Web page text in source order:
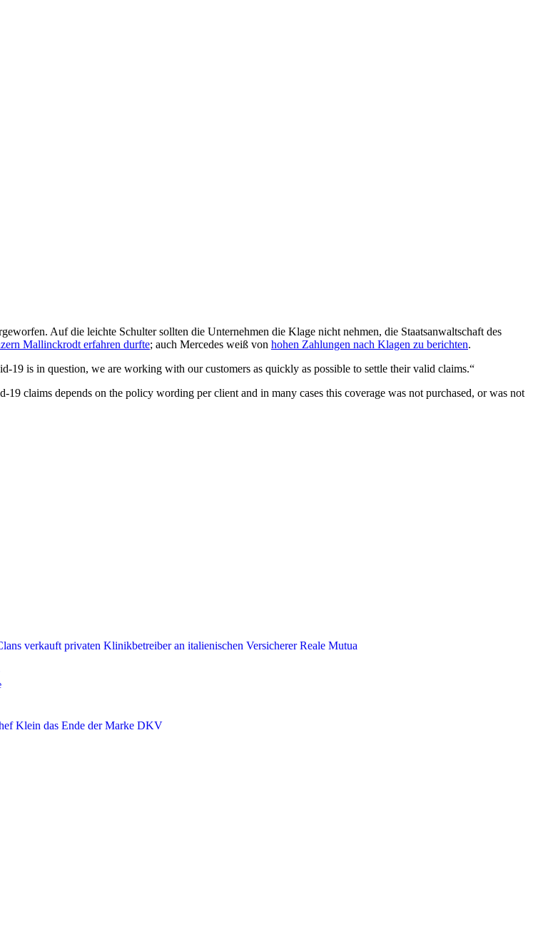
Auf die leichte Schulter sollten die Unternehmen die Klage nicht nehmen, die Staatsanwaltschaft des
Mallinckrodt erfahren durfte; auch Mercedes weiß von hohen Zahlungen nach Klagen zu berichten.
is in question, we are working with our customers as quickly as possible to settle their valid claims.“
claims depends on the policy wording per client and in many cases this coverage was not purchased, or was not